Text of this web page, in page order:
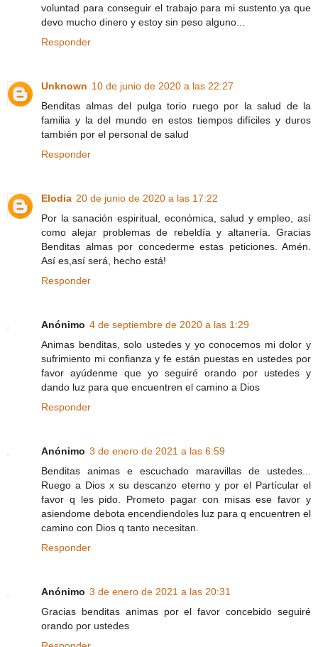
voluntad para conseguir el trabajo para mi sustento.ya que
devo mucho dinero y estoy sin peso alguno...
Responder
Unknown 10 de junio de 2020 a las 22:27
Benditas almas del pulga torio ruego por la salud de la
familia y la del mundo en estos tiempos difíciles y duros
también por el personal de salud
Responder
Elodia 20 de junio de 2020 a las 17:22
Por la sanación espiritual, económica, salud y empleo, así
como alejar problemas de rebeldía y altanería. Gracias
Benditas almas por concederme estas peticiones. Amén.
Así es,así será, hecho está!
Responder
Anónimo 4 de septiembre de 2020 a las 1:29
Animas benditas, solo ustedes y yo conocemos mi dolor y
sufrimiento mi confianza y fe están puestas en ustedes por
favor ayúdenme que yo seguiré orando por ustedes y
dando luz para que encuentren el camino a Dios
Responder
Anónimo 3 de enero de 2021 a las 6:59
Benditas animas e escuchado maravillas de ustedes...
Ruego a Dios x su descanzo eterno y por el Partícular el
favor q les pido. Prometo pagar con misas ese favor y
asiendome debota encendiendoles luz para q encuentren el
camino con Dios q tanto necesitan.
Responder
Anónimo 3 de enero de 2021 a las 20:31
Gracias benditas animas por el favor concebido seguiré
orando por ustedes